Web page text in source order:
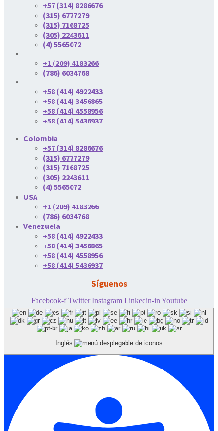
+57 (314) 8286676
(315) 6777279
(315) 7168725
(305) 2243611
(4) 5565072
+1 (209) 4183266
(786) 6034768
+58 (414) 4922433
+58 (414) 3456865
+58 (414) 4558956
+58 (414) 5436937
Colombia
+57 (314) 8286676
(315) 6777279
(315) 7168725
(305) 2243611
(4) 5565072
USA
+1 (209) 4183266
(786) 6034768
Venezuela
+58 (414) 4922433
+58 (414) 3456865
+58 (414) 4558956
+58 (414) 5436937
Síguenos
Facebook-f Twitter Instagram Linkedin-in Youtube
Inglés